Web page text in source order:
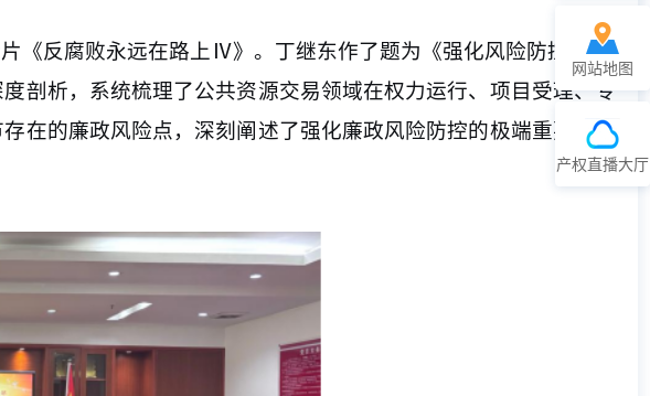
《反腐败永远在路上 Ⅳ》。丁继东作了题为《强化风险防控 营造
剖析，系统梳理了公共资源交易领域在权力运行、项目受理、专
在的廉政风险点，深刻阐述了强化廉政风险防控的极端重要性和
网站地图
产权直播大厅